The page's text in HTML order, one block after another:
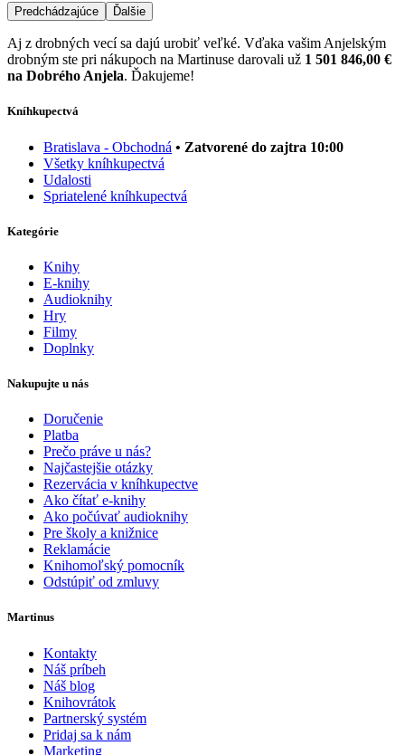
Predchádzajúce Ďalšie
Aj z drobných vecí sa dajú urobiť veľké. Vďaka vašim Anjelským
drobným ste pri nákupoch na Martinuse darovali už 1 501 846,00 €
na Dobrého Anjela. Ďakujeme!
Kníhkupectvá
Bratislava - Obchodná • Zatvorené do zajtra 10:00
Všetky kníhkupectvá
Udalosti
Spriatelené kníhkupectvá
Kategórie
Knihy
E-knihy
Audioknihy
Hry
Filmy
Doplnky
Nakupujte u nás
Doručenie
Platba
Prečo práve u nás?
Najčastejšie otázky
Rezervácia v kníhkupectve
Ako čítať e-knihy
Ako počúvať audioknihy
Pre školy a knižnice
Reklamácie
Knihomoľský pomocník
Odstúpiť od zmluvy
Martinus
Kontakty
Náš príbeh
Náš blog
Knihovrátok
Partnerský systém
Pridaj sa k nám
Marketing